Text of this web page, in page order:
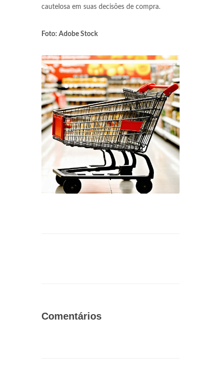
cautelosa em suas decisões de compra.
Foto: Adobe Stock
Comentários